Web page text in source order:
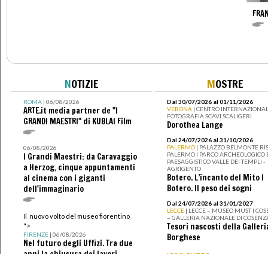
NOTIZIE
ROMA| 06/08/2026
ARTE.it media partner de "I
GRANDI MAESTRI" di KUBLAI Film
06/08/2026
I Grandi Maestri: da Caravaggio
a Herzog, cinque appuntamenti
al cinema con i giganti
dell'immaginario
Il nuovo volto del museo fiorentino
">
FIRENZE| 06/08/2026
Nel futuro degli Uffizi. Tra due
MOSTRE
Dal 30/07/2026 al 01/11/2026
VERONA | CENTRO
FOTOGRAFIA SCAVI SCALIGERI
Dorothea Lange
Dal 24/07/2026 al 31/10/2026
PALERMO | PALAZZO BELMONTE
PALERMO I PARCO ARCHEOLOGICO
PAESAGGISTICO VALLE DEI TEMPLI -
AGRIGENTO
Botero. L’incanto del Mito I
Botero. Il peso dei sogni
Dal 24/07/2026 al 31/01/2027
LECCE | LECCE – MUSEO MUST I
– GALLERIA NAZIONALE DI
Tesori nascosti della
Borghese